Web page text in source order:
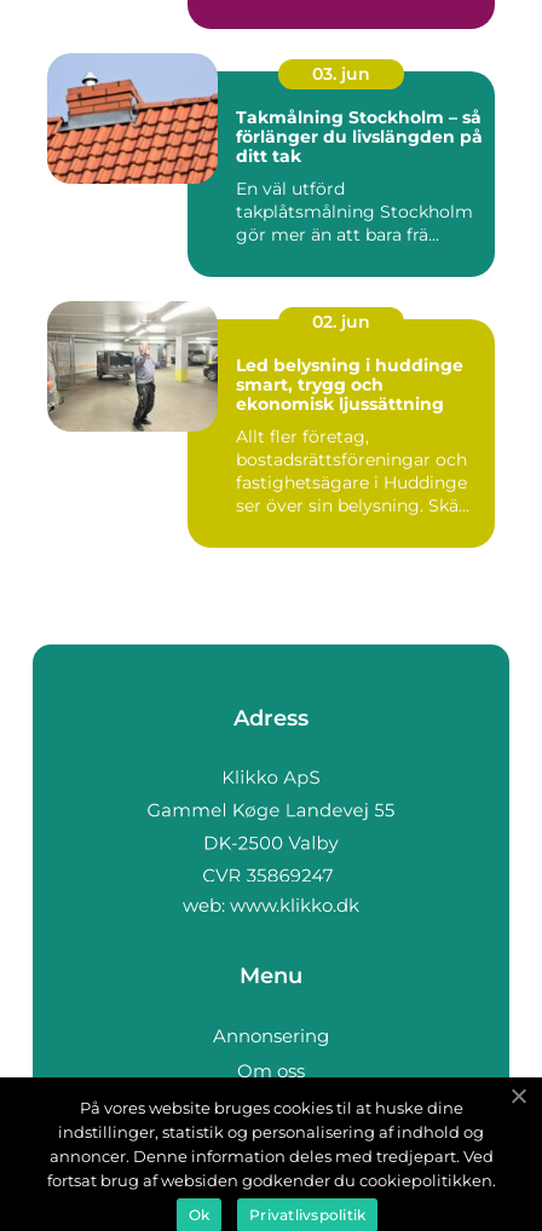
03. jun
Takmålning Stockholm – så
förlänger du livslängden på
ditt tak
En väl utförd
takplåtsmålning Stockholm
gör mer än att bara frä...
02. jun
Led belysning i huddinge
smart, trygg och
ekonomisk ljussättning
Allt fler företag,
bostadsrättsföreningar och
fastighetsägare i Huddinge
ser över sin belysning. Skä...
Adress
web: www.klikko.dk
Menu
Annonsering
Om oss
Cookies
Kontakta oss
Sitemap
På vores website bruges cookies til at huske dine
indstillinger, statistik og personalisering af indhold og
annoncer. Denne information deles med tredjepart. Ved
fortsat brug af websiden godkender du cookiepolitikken.
Ok Privatlivspolitik